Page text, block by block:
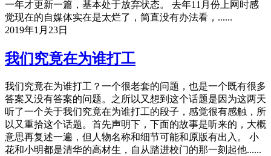
一年才更新一篇，基本处于放弃状态。 去年11月份上网时感
觉现在的自媒体实在是太烂了，简直没有办法看，......
2019年1月23日
我们究竟在为谁打工
我们究竟在为谁打工？一个很老套的问题，也是一个既有很多
答案又没有答案的问题。之所以又想到这个话题是因为这两天
听了一个关于我们究竟在为谁打工的段子，感觉很有感触，所
以又重拾这个话题。首先声明下，下面的故事是听来的，大概
意思再复述一遍，但人物名称和细节可能和原版有出入。 小
花和小明都是清华的高材生，自从踏进校门的那一刻起他......